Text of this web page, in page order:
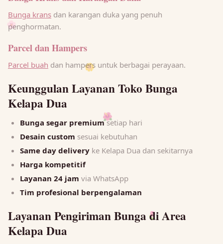
🌷
🌸
🌼
Bunga krans dan karangan duka yang penuh
penghormatan.
Parcel dan Hampers
Parcel buah dan hampers untuk berbagai perayaan.
Keunggulan Layanan Toko Bunga
Kelapa Dua
Bunga segar premiumsetiap hari
Desain custom sesuai kebutuhan
Same day delivery ke Kelapa Dua dan sekitarnya
Harga kompetitif
Layanan 24 jam via WhatsApp
Tim profesional berpengalaman
Layanan Pengiriman Bunga di Area
Kelapa Dua